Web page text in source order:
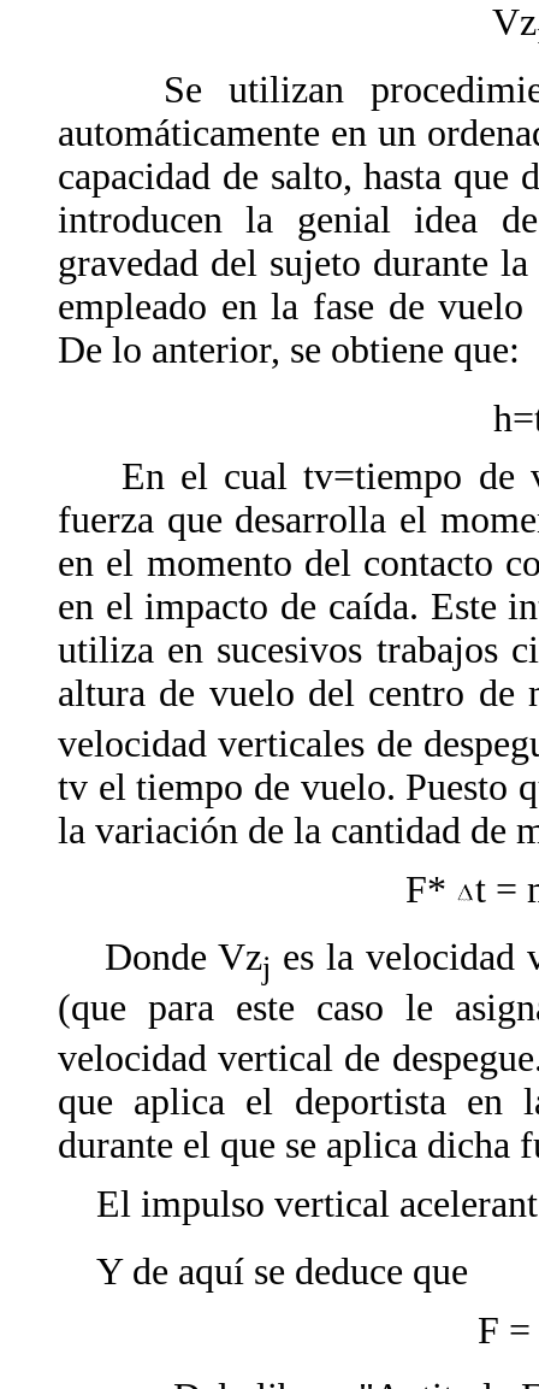
Vz
Se utilizan
automáticamente en un
capacidad de salto, hasta que
introducen la genial idea
gravedad del sujeto durante
empleado en la fase de
De lo anterior, se obtiene que:
En el cual tv=tiempo de
fuerza que desarrolla el
en el momento del contacto
en el impacto de caída. Este
utiliza en sucesivos trabajos
altura de vuelo del centro de
velocidad verticales de
tv el tiempo de vuelo. Puesto
la variación de la cantidad de
F*
t =
Donde Vzj es la velocidad
(que para este caso le
velocidad vertical de
que aplica el deportista en
durante el que se aplica dicha
El impulso vertical
Y de aquí se deduce que
F